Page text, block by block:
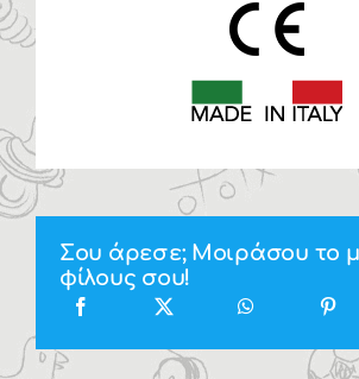
Σου άρεσε; Μοιράσου το
φίλους σου!